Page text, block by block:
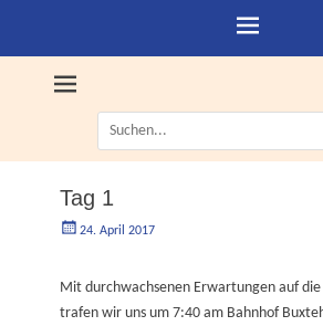
Suche
nach:
Tag 1
Geschrieben
24. April 2017
Mit durchwachsenen Erwartungen auf die
trafen wir uns um 7:40 am Bahnhof